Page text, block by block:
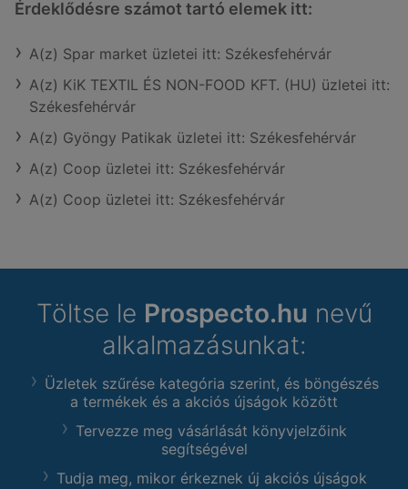
Érdeklődésre számot tartó elemek itt:
A(z) Spar market üzletei itt: Székesfehérvár
A(z) KiK TEXTIL ÉS NON-FOOD KFT. (HU) üzletei itt:
Székesfehérvár
A(z) Gyöngy Patikak üzletei itt: Székesfehérvár
A(z) Coop üzletei itt: Székesfehérvár
A(z) Coop üzletei itt: Székesfehérvár
Töltse le Prospecto.hu nevű
alkalmazásunkat:
Üzletek szűrése kategória szerint, és böngészés
a termékek és a akciós újságok között
Tervezze meg vásárlását könyvjelzőink
segítségével
Tudja meg, mikor érkeznek új akciós újságok